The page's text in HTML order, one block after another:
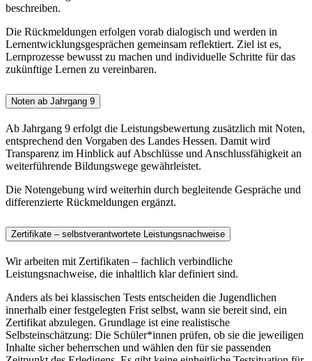
beschreiben.
Die Rückmeldungen erfolgen vorab dialogisch und werden in
Lernentwicklungsgesprächen gemeinsam reflektiert. Ziel ist es,
Lernprozesse bewusst zu machen und individuelle Schritte für das
zukünftige Lernen zu vereinbaren.
Noten ab Jahrgang 9
Ab Jahrgang 9 erfolgt die Leistungsbewertung zusätzlich mit Noten,
entsprechend den Vorgaben des Landes Hessen. Damit wird
Transparenz im Hinblick auf Abschlüsse und Anschlussfähigkeit an
weiterführende Bildungswege gewährleistet.
Die Notengebung wird weiterhin durch begleitende Gespräche und
differenzierte Rückmeldungen ergänzt.
Zertifikate – selbstverantwortete Leistungsnachweise
Wir arbeiten mit Zertifikaten – fachlich verbindliche
Leistungsnachweise, die inhaltlich klar definiert sind.
Anders als bei klassischen Tests entscheiden die Jugendlichen
innerhalb einer festgelegten Frist selbst, wann sie bereit sind, ein
Zertifikat abzulegen. Grundlage ist eine realistische
Selbsteinschätzung: Die Schüler*innen prüfen, ob sie die jeweiligen
Inhalte sicher beherrschen und wählen den für sie passenden